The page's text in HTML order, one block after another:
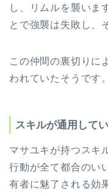
し、リムルを襲いま
とで強襲は失敗し、
この仲間の裏切りに
われていたそうです。
スキルが通用して
マサユキが持つスキ
行動が全て都合のい
有者に魅了される効